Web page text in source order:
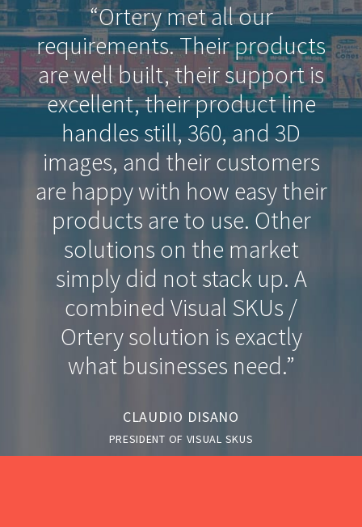
“Ortery met all our
requirements. Their products
are well built, their support is
excellent, their product line
handles still, 360, and 3D
images, and their customers
are happy with how easy their
products are to use. Other
solutions on the market
simply did not stack up. A
combined Visual SKUs /
Ortery solution is exactly
what businesses need.”
CLAUDIO DISANO
PRESIDENT OF VISUAL SKUS